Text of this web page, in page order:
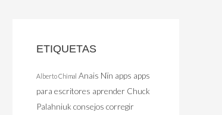
ETIQUETAS
Alberto Chimal Anais Nïn apps apps
para escritores aprender Chuck
Palahniukconsejos corregir